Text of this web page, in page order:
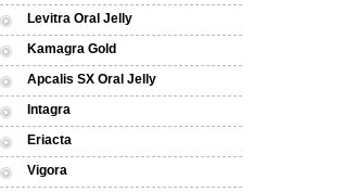
Levitra Oral Jelly
Kamagra Gold
Apcalis SX Oral Jelly
Intagra
Eriacta
Vigora